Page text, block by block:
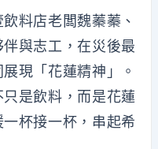
料店老闆魏蓁蓁、
與志工，在災後最
現「花蓮精神」。
是飲料，而是花蓮
杯接一杯，串起希